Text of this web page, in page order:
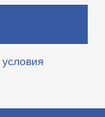
условия